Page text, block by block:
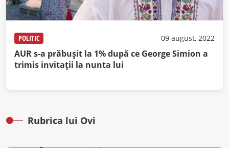
POLITIC 09 august, 2022
AUR s-a prăbușit la 1% după ce George Simion a
trimis invitații la nunta lui
Rubrica lui Ovi